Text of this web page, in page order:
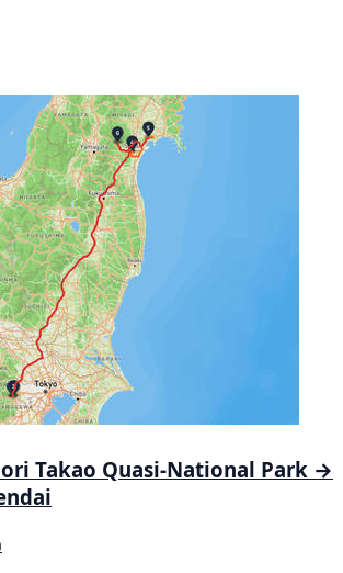
Takao Quasi-National Park →